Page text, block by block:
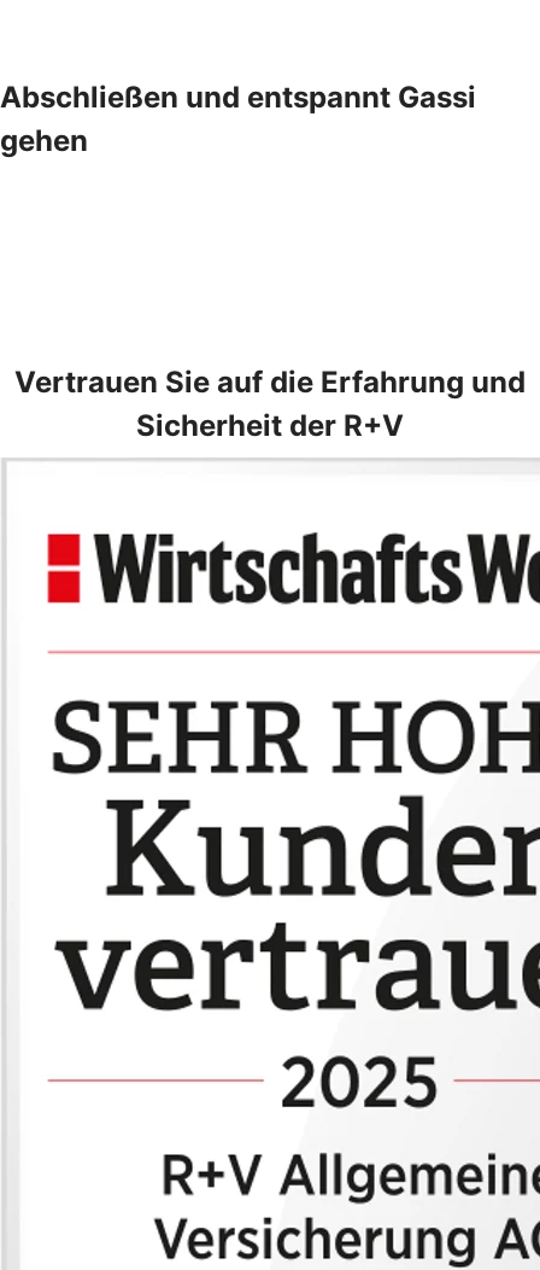
Abschließen und entspannt Gassi
gehen
Vertrauen Sie auf die Erfahrung und
Sicherheit der R+V